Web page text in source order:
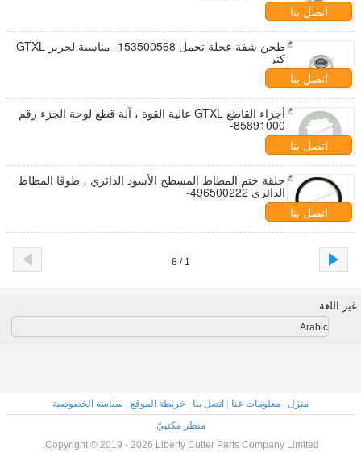
اتصل بنا
طحن شفة عجلة تحمل 153500568- مناسبة لجربر GTXL
كتر
اتصل بنا
أجزاء القاطع GTXL عالية القوة ، آلة قطع لوحة الجزء رقم
85891000-
اتصل بنا
حلقة ختم المطاط المسطح الأسود الدائري ، طوقا المطاط
الدائري 496500222-
اتصل بنا
1 / 8
غير اللغة
Arabic
منزل معلومات عنا اتصل بنا خريطة الموقع
سياسة الخصوصية
منظر مكتبيّ
Copyright © 2019 - 2026 Liberty Cutter Parts Company Limited.